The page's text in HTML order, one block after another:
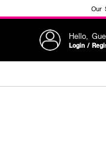
Our
Hello,
Login /